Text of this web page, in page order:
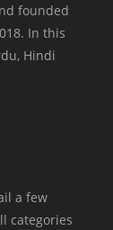
founded
In this
Hindi
a few
categories